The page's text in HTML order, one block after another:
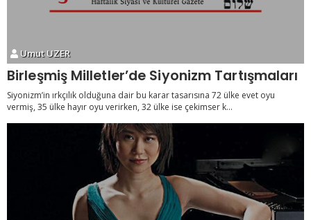
Umut UZER
Birleşmiş Milletler’de Siyonizm Tartışmaları
Siyonizm’in ırkçılık olduğuna dair bu karar tasarısına 72 ülke evet oyu
vermiş, 35 ülke hayır oyu verirken, 32 ülke ise çekimser k...